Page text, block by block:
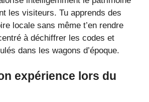
les visiteurs. Tu apprends des
locale sans même t’en rendre
à déchiffrer les codes et
dans les wagons d’époque.
expérience lors du